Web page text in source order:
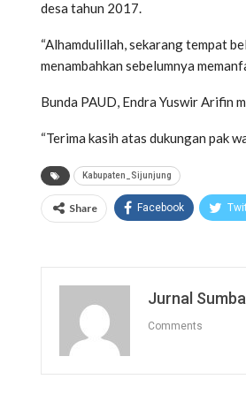
desa tahun 2017.
“Alhamdulillah, sekarang tempat
menambahkan sebelumnya
Bunda PAUD, Endra Yuswir Arifin
“Terima kasih atas dukungan pak
Kabupaten_Sijunjung
Share Facebook
Jurnal
Comments